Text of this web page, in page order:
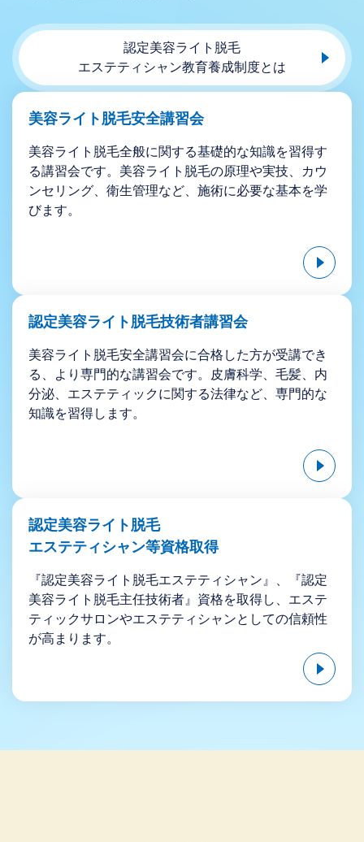
認定美容ライト脱毛
エステティシャン教育養成制度とは
美容ライト脱毛安全講習会
美容ライト脱毛全般に関する基礎的な知識を習得す
る講習会です。美容ライト脱毛の原理や実技、カウ
ンセリング、衛生管理など、施術に必要な基本を学
びます。
認定美容ライト脱毛技術者講習会
美容ライト脱毛安全講習会に合格した方が受講でき
る、より専門的な講習会です。皮膚科学、毛髪、内
分泌、エステティックに関する法律など、専門的な
知識を習得します。
認定美容ライト脱毛
エステティシャン等資格取得
『認定美容ライト脱毛エステティシャン』、『認定
美容ライト脱毛主任技術者』資格を取得し、エステ
ティックサロンやエステティシャンとしての信頼性
が高まります。